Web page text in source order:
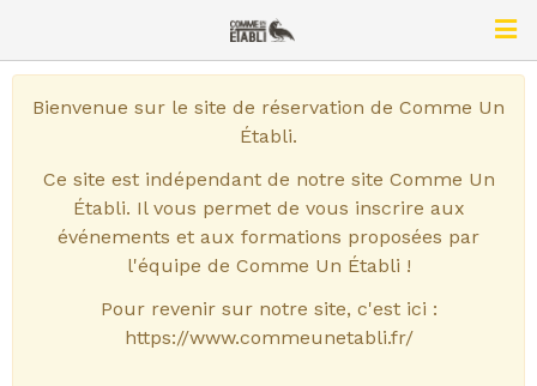
Bienvenue sur le site de réservation de Comme Un
Établi.
Ce site est indépendant de notre site Comme Un
Établi. Il vous permet de vous inscrire aux
événements et aux formations proposées par
l'équipe de Comme Un Établi !
Pour revenir sur notre site, c'est ici :
https://www.commeunetabli.fr/